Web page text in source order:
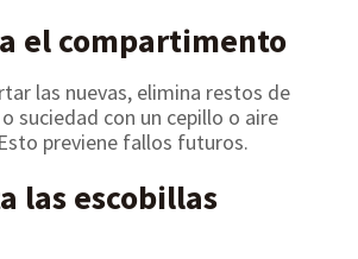
el compartimento
las nuevas, elimina restos de
suciedad con un cepillo o aire
previene fallos futuros.
las escobillas